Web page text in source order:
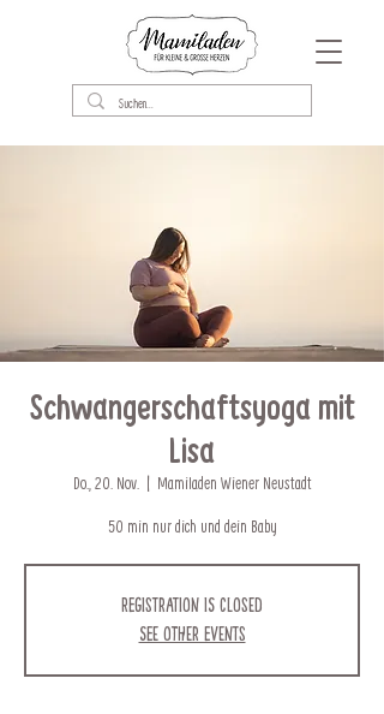
Schwangerschaftsyoga mit
Lisa
Do., 20. Nov.
  |
Mamiladen Wiener Neustadt
50 min nur dich und dein Baby
Registration is closed
See other events